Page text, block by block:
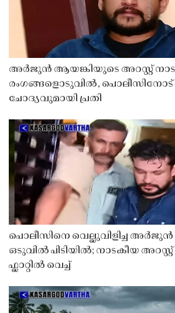
അർജുൻ ആയങ്കിയുടെ അറസ്റ്റ്
രംഗങ്ങളൊടുവിൽ, പൊലീസിനോട്
ചോദ്യവുമായി പ്രതി
പൊലീസിനെ വെല്ലുവിളിച്ച
ഒടുവിൽ പിടിയിൽ; നാടകീയ
ഫ്ലാറ്റിൽ വെച്ച്